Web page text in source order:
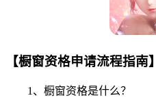
【橱窗资格申请流程指南】
1、橱窗资格是什么？